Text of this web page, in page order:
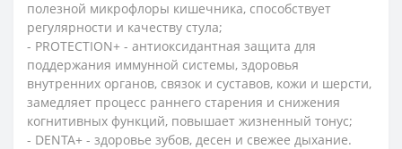
полезной микрофлоры кишечника, способствует
регулярности и качеству стула;
- PROTECTION+ - антиоксидантная защита для
поддержания иммунной системы, здоровья
внутренних органов, связок и суставов, кожи и шерсти,
замедляет процесс раннего старения и снижения
когнитивных функций, повышает жизненный тонус;
- DENTA+ - здоровье зубов, десен и свежее дыхание.